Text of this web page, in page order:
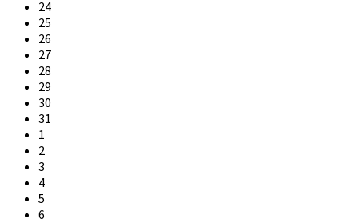
24
25
26
27
28
29
30
31
1
2
3
4
5
6